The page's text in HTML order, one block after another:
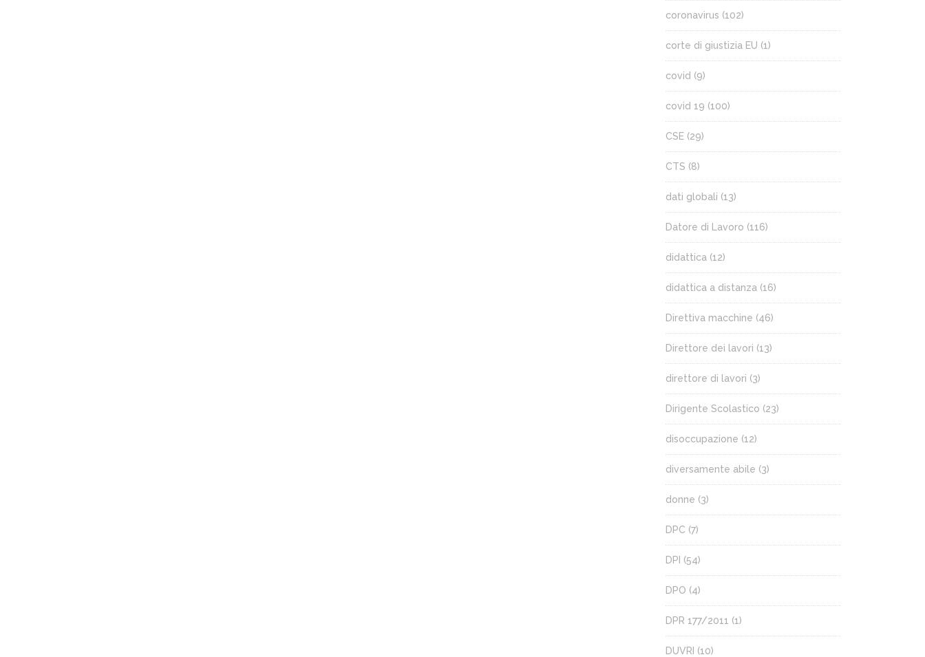
coronavirus (102)
corte di giustizia EU (1)
covid (9)
covid 19 (100)
CSE (29)
CTS (8)
dati globali (13)
Datore di Lavoro (116)
didattica (12)
didattica a distanza (16)
Direttiva macchine (46)
Direttore dei lavori (13)
direttore di lavori (3)
Dirigente Scolastico (23)
disoccupazione (12)
diversamente abile (3)
donne (3)
DPC (7)
DPI (54)
DPO (4)
DPR 177/2011 (1)
DUVRI (10)